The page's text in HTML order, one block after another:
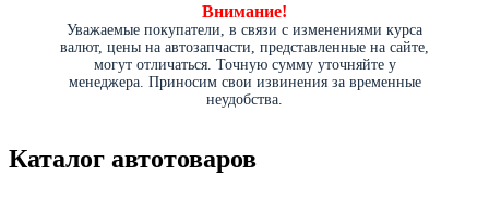
Внимание!
Уважаемые покупатели, в связи с изменениями курса
валют, цены на автозапчасти, представленные на сайте,
могут отличаться. Точную сумму уточняйте у
менеджера. Приносим свои извинения за временные
неудобства.
Каталог автотоваров